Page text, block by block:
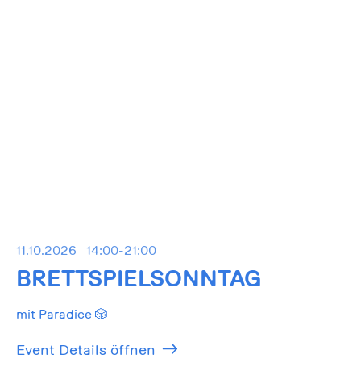
11.10.2026 14:00-21:00
BRETTSPIELSONNTAG
mit Paradice 🎲
Event Details öffnen